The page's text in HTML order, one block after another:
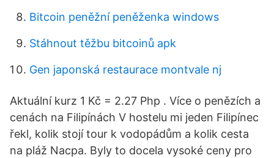
Bitcoin peněžní peněženka windows
Stáhnout těžbu bitcoinů apk
Gen japonská restaurace montvale nj
Aktuální kurz 1 Kč = 2.27 Php . Více o penězích a
cenách na Filipínách V hostelu mi jeden Filipínec
řekl, kolik stojí tour k vodopádům a kolik cesta
na pláž Nacpa. Byly to docela vysoké ceny pro